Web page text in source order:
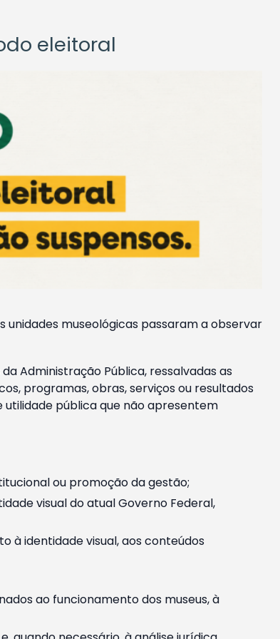
eleitoral
unidades museológicas passaram a observar
Administração Pública, ressalvadas as
programas, obras, serviços ou resultados
pública que não apresentem
ou promoção da gestão;
visual do atual Governo Federal,
à identidade visual, aos conteúdos
ao funcionamento dos museus, à